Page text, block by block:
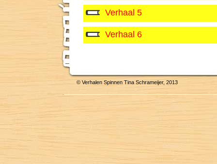
Verhaal 5
Verhaal 6
© Verhalen Spinnen Tina Schrameijer, 2013